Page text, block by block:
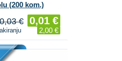
(200 kom.)
€ 0,01 €
2,00 €